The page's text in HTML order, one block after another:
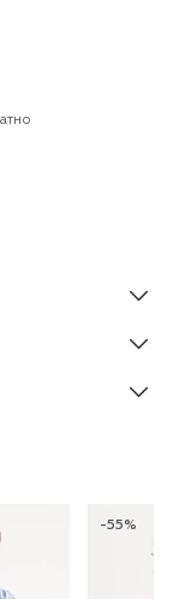
-55%